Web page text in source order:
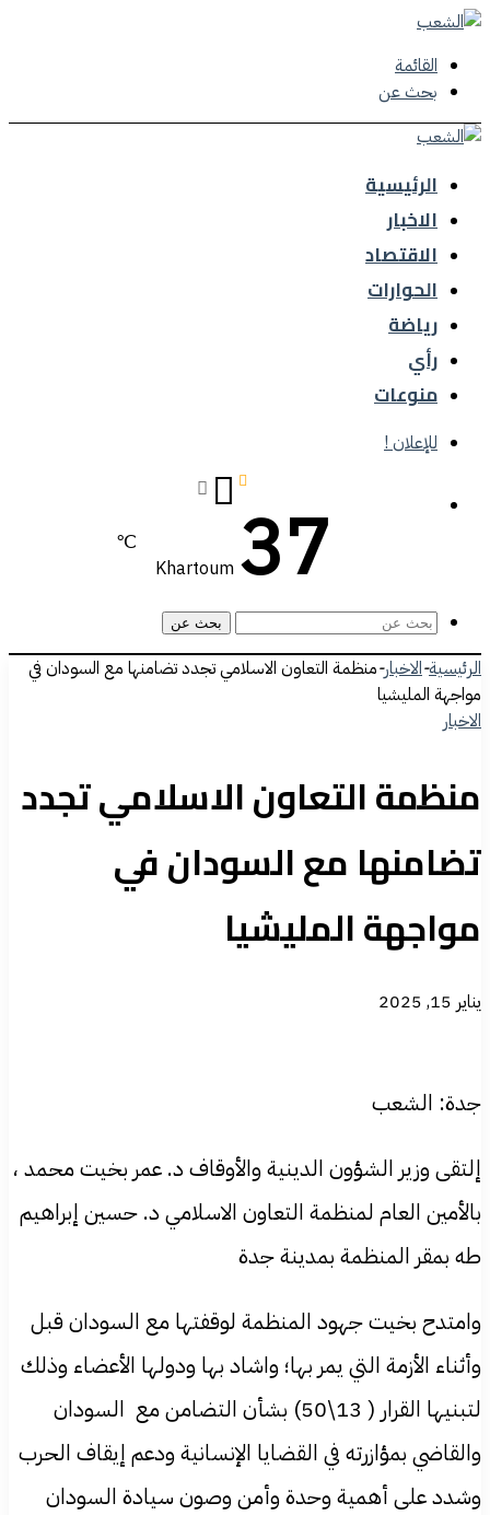
القائمة
بحث عن
الرئيسية
الاخبار
الاقتصاد
الحوارات
رياضة
رأي
منوعات
للإعلان !
Khartoum 37
℃
بحث عن
الرئيسية-الاخبار-منظمة التعاون الاسلامي تجدد تضامنها مع السودان في
مواجهة المليشيا
الاخبار
منظمة التعاون الاسلامي تجدد
تضامنها مع السودان في
مواجهة المليشيا
يناير 15, 2025
جدة: الشعب
إلتقى وزير الشؤون الدينية والأوقاف د. عمر بخيت محمد ،
بالأمين العام لمنظمة التعاون الاسلامي د. حسين إبراهيم
طه بمقر المنظمة بمدينة جدة
وامتدح بخيت جهود المنظمة لوقفتها مع السودان قبل
وأثناء الأزمة التي يمر بها؛ واشاد بها ودولها الأعضاء وذلك
لتبنيها القرار ( 13\50) بشأن التضامن مع السودان
والقاضي بمؤازرته في القضايا الإنسانية ودعم إيقاف الحرب
وشدد على أهمية وحدة وأمن وصون سيادة السودان